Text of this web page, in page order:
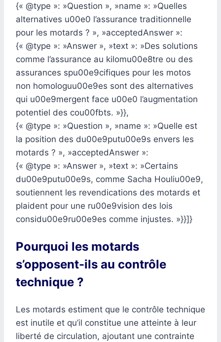
{« @type »: »Question », »name »: »Quelles
alternatives u00e0 l’assurance traditionnelle
pour les motards ? », »acceptedAnswer »:
{« @type »: »Answer », »text »: »Des solutions
comme l’assurance au kilomu00e8tre ou des
assurances spu00e9cifiques pour les motos
non homologuu00e9es sont des alternatives
qui u00e9mergent face u00e0 l’augmentation
potentiel des cou00fbts. »}},
{« @type »: »Question », »name »: »Quelle est
la position des du00e9putu00e9s envers les
motards ? », »acceptedAnswer »:
{« @type »: »Answer », »text »: »Certains
du00e9putu00e9s, comme Sacha Houliu00e9,
soutiennent les revendications des motards et
plaident pour une ru00e9vision des lois
considu00e9ru00e9es comme injustes. »}}]}
Pourquoi les motards
s’opposent-ils au contrôle
technique ?
Les motards estiment que le contrôle technique
est inutile et qu’il constitue une atteinte à leur
liberté de circulation, ajoutant une contrainte